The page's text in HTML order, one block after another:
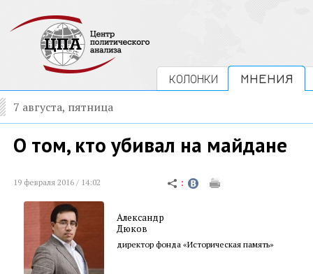
КОЛОНКИ МНЕНИЯ
7 августа, пятница
О том, кто убивал на майдане
19 февраля 2016 / 14:02
Александр
Дюков
директор фонда «Историческая память»